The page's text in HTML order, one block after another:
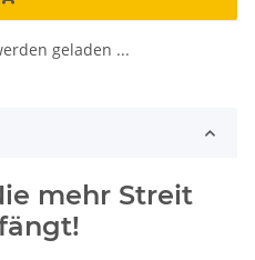
geladen ...
mehr Streit